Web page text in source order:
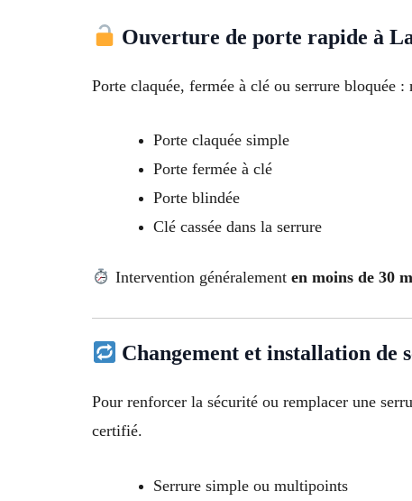
Ouverture de porte rapide à
Porte claquée, fermée à clé ou serrure bloquée :
Porte claquée simple
Porte fermée à clé
Porte blindée
Clé cassée dans la serrure
Intervention généralement en moins de 30
Changement et installation de
Pour renforcer la sécurité ou remplacer une
certifié.
Serrure simple ou multipoints